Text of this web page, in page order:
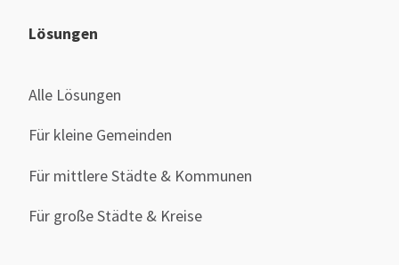
Lösungen
Alle Lösungen
Für kleine Gemeinden
Für mittlere Städte & Kommunen
Für große Städte & Kreise